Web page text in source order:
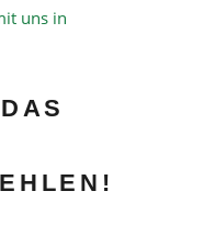
uns in